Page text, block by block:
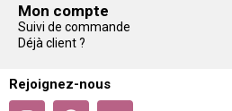
Mon compte
Suivi de commande
Déjà client ?
Rejoignez-nous